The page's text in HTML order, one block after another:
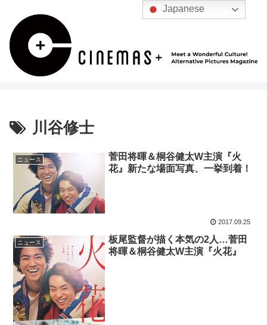
川谷修士
ニュース
菅田将暉＆桐谷健太W主演『火
花』新たな場面写真、一挙到着！
2017.09.25
ニュース
板尾監督が描く本気の2人…菅田
将暉＆桐谷健太W主演『火花』
Japanese